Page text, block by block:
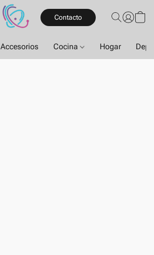
Contacto
Accesorios Cocina Hogar